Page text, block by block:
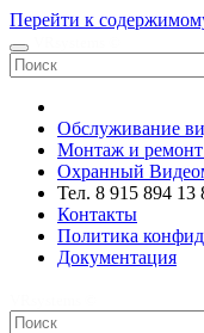
Перейти к
Обслуживание
Монтаж и
Охранный
Тел. 8 915 894 13
Контакты
Политика
Документация